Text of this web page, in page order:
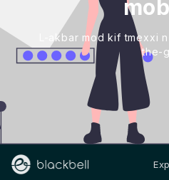
L-akbar mod kif tmexxi
the-